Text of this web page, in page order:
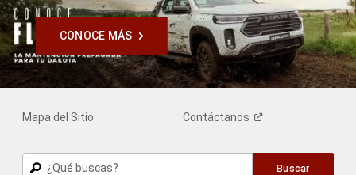
CONOCE MÁS
,
Mapa del Sitio Contáctanos
Buscar
Buscar